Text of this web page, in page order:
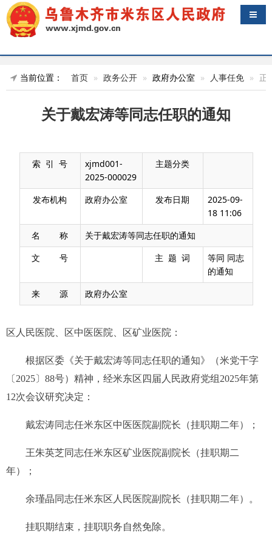
导航
当前位置： 首页 政务公开 政府办公室 人事任免 正
关于戴宏涛等同志任职的通知
索 引 号
xjmd001-
2025-000029
主题分类
发布机构 政府办公室 发布日期
2025-09-
18 11:06
名 称
关于戴宏涛等同志任职的通知
文 号
主 题 词
等同 同志
的通知
来 源
政府办公室
区人民医院、 区中医医院、区矿业医院：
根据区委《关于戴宏涛等同志任职的通知》（米党干字
〔2025〕88号）精神，经米东区四届人民政府党组2025年第
12次会议研究决定：
戴宏涛同志任米东区中医医院副院长（挂职期二年）；
王朱英芝同志任米东区矿业医院副院长（挂职期二
年）；
余瑾晶同志任米东区人民医院副院长（挂职期二年）。
挂职期结束，挂职职务自然免除。